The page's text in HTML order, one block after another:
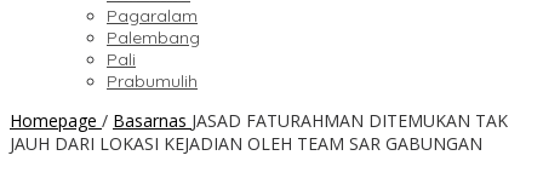
Pagaralam
Palembang
Pali
Prabumulih
Homepage / Basarnas JASAD FATURAHMAN DITEMUKAN TAK
JAUH DARI LOKASI KEJADIAN OLEH TEAM SAR GABUNGAN